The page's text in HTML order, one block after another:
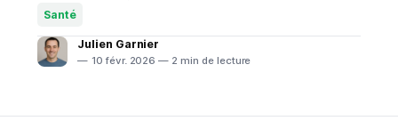
comme l'enlicitide décanoate et le bempedoic acid
traditionnelles, particulièrement pour ceux qui y sont
intolérants. Ces
Santé
Julien Garnier
10 févr. 2026 — 2 min de lecture